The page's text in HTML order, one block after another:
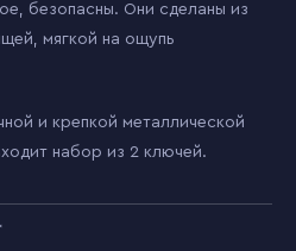
безопасны. Они сделаны из
мягкой на ощупь
и крепкой металлической
набор из 2 ключей.